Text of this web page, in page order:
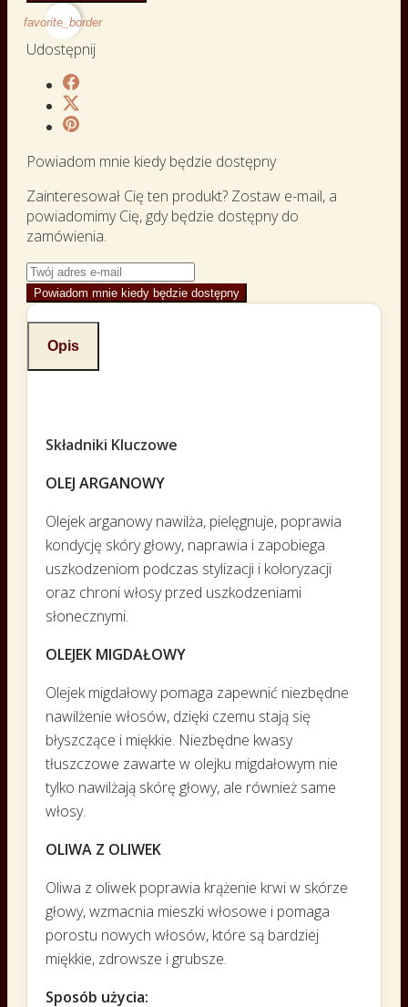
favorite_border
Udostępnij
Powiadom mnie kiedy będzie dostępny
Zainteresował Cię ten produkt? Zostaw e-mail, a
powiadomimy Cię, gdy będzie dostępny do
zamówienia.
Powiadom mnie kiedy będzie dostępny
Opis
Składniki Kluczowe
OLEJ ARGANOWY
Olejek arganowy nawilża, pielęgnuje, poprawia
kondycję skóry głowy, naprawia i zapobiega
uszkodzeniom podczas stylizacji i koloryzacji
oraz chroni włosy przed uszkodzeniami
słonecznymi.
OLEJEK MIGDAŁOWY
Olejek migdałowy pomaga zapewnić niezbędne
nawilżenie włosów, dzięki czemu stają się
błyszczące i miękkie. Niezbędne kwasy
tłuszczowe zawarte w olejku migdałowym nie
tylko nawilżają skórę głowy, ale również same
włosy.
OLIWA Z OLIWEK
Oliwa z oliwek poprawia krążenie krwi w skórze
głowy, wzmacnia mieszki włosowe i pomaga
porostu nowych włosów, które są bardziej
miękkie, zdrowsze i grubsze.
Sposób użycia: